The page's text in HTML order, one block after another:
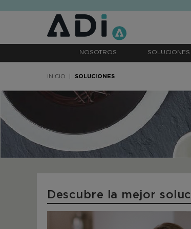
NOSOTROS SOLUCIONES
INICIO SOLUCIONES
Descubre la mejor